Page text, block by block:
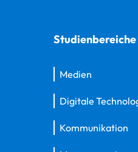
Studienbereiche
Medien
Digitale
Kommunikation